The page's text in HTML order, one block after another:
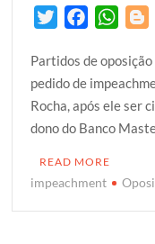
i
t
t
e
r
c
e
b
o
o
k
W
a
t
s
A
p
Partidos de
pedido de
Rocha, após ele ser
dono do Banco
READ MORE
impeachment